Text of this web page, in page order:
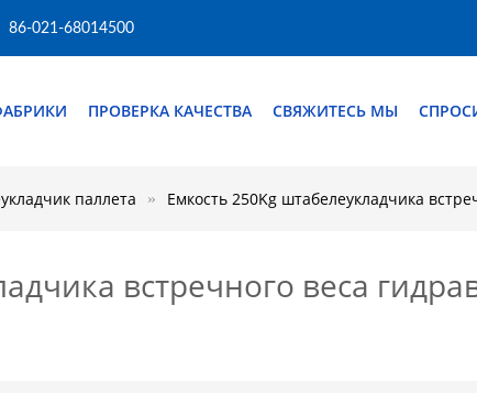
86-021-68014500
ПРОВЕРКА КАЧЕСТВА СВЯЖИТЕСЬ МЫ
паллета Емкость 250Kg штабелеукладчика
встречного веса